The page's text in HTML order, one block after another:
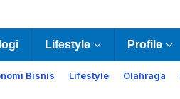
Lifestyle Profile
Bisnis Lifestyle Olahraga